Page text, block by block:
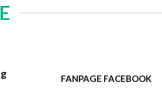
FANPAGE FACEBOOK